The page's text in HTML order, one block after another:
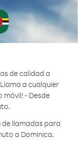
de calidad a
a cualquier
móvil! - Desde
llamadas para
a Dominica.